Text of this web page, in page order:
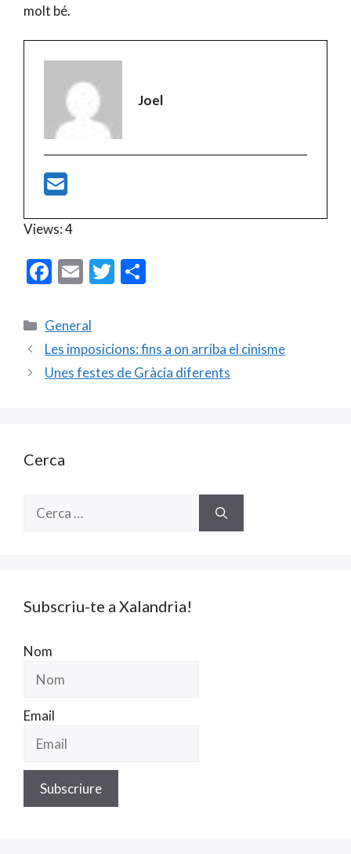
molt bé.
Joel
Views: 4
F
e
b
o
E
ai
l
T
er p
ar
Categories
General
Les imposicions: fins a on arriba el cinisme
Unes festes de Gràcia diferents
Cerca
Subscriu-te a Xalandria!
Nom
Email